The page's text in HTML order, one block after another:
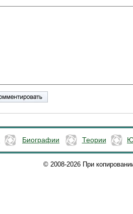
Биографии Теории
© 2008-2026 При